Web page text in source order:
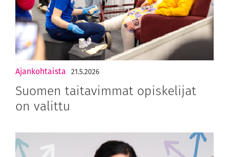
Ajankohtaista 21.5.2026
Suomen taitavimmat opiskelijat
on valittu